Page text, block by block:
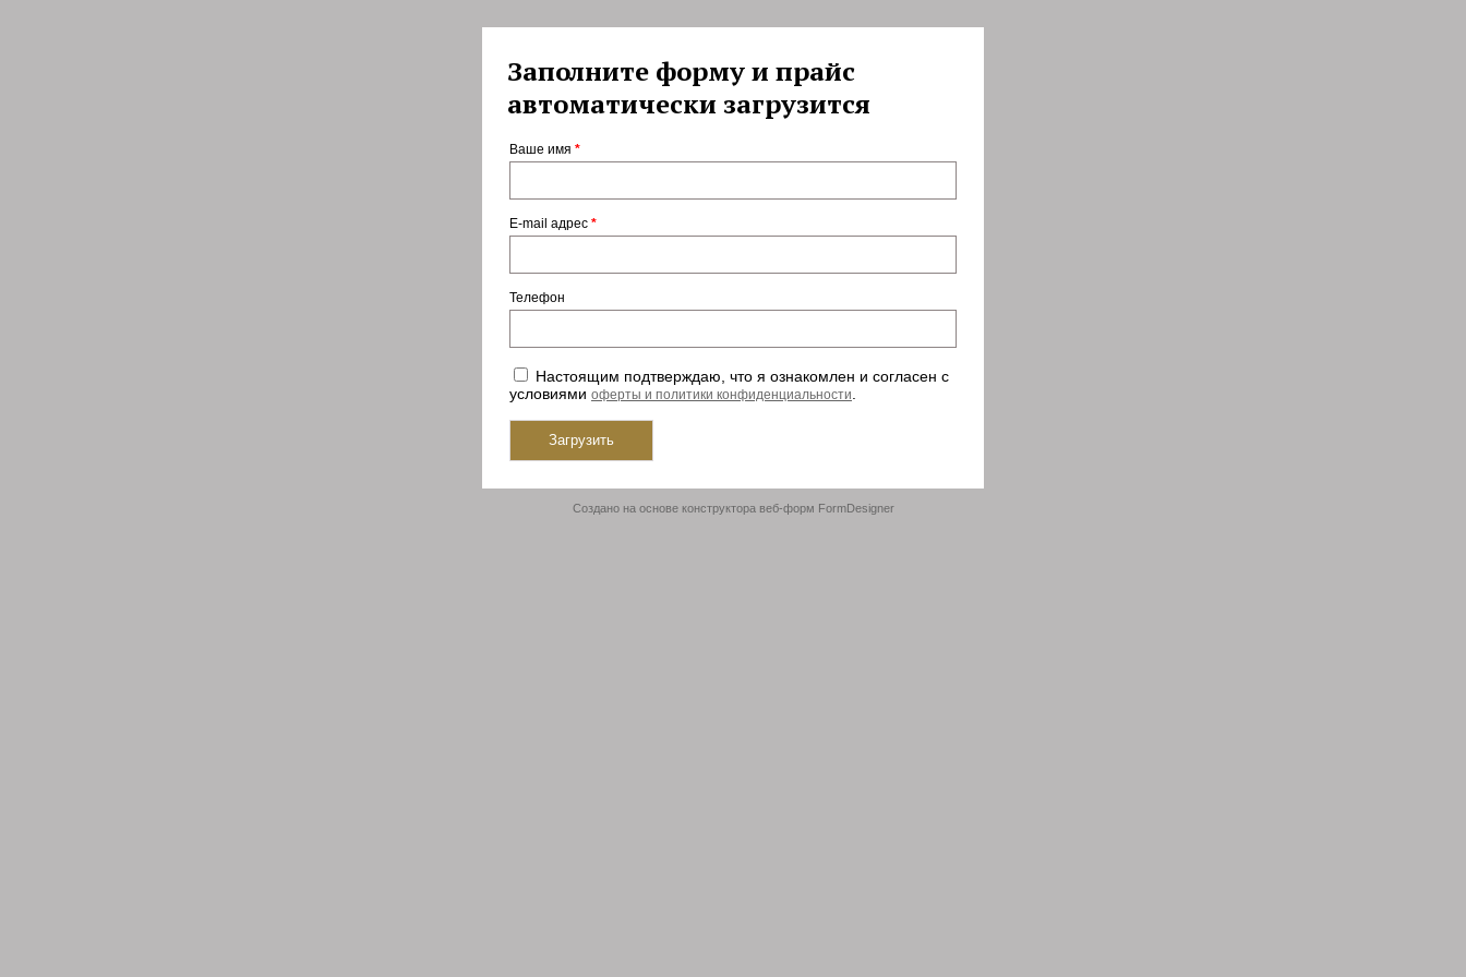
Заполните форму и прайс
автоматически загрузится
Ваше имя *
E-mail адрес *
Телефон
Настоящим подтверждаю, что я ознакомлен и согласен с
условиями оферты и политики конфиденциальности
Загрузить
Создано на основе конструктора веб-форм FormDesigner